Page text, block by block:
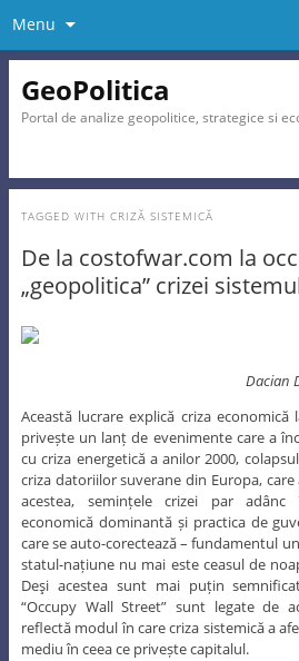
Menu
GeoPolitica
Portal de analize geopolitice, strategice si
TAGGED WITH CRIZĂ SISTEMICĂ
De la costofwar.com la
„geopolitica” crizei
Dacian
Această lucrare explică criza
privește un lanț de evenimente care a
cu criza energetică a anilor 2000,
criza datoriilor suverane din Europa,
acestea, semințele crizei par adânc
economică dominantă și practica de
care se auto-corectează – fundamentul
statul-națiune nu mai este ceasul de
Deşi acestea sunt mai puțin
“Occupy Wall Street” sunt legate de
reflectă modul în care criza sistemică a
mediu în ceea ce privește capitalul.